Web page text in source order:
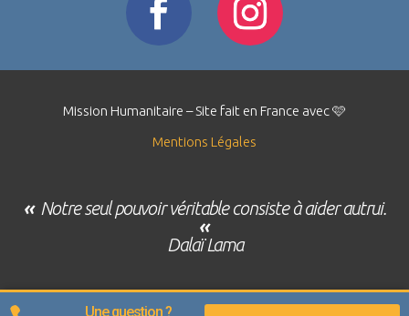
Une question ?
Mission Humanitaire – Site fait en France avec 🩷
Mentions Légales
« Notre seul pouvoir véritable consiste à aider autrui.
«
Dalaï Lama